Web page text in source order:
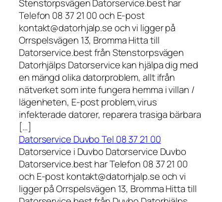
Stenstorpsvägen Datorservice.best har
Telefon 08 37 21 00 och E-post
kontakt@datorhjalp.se och vi ligger på
Orrspelsvägen 13, Bromma Hitta till
Datorservice.best från Stenstorpsvägen
Datorhjälps Datorservice kan hjälpa dig med
en mängd olika datorproblem, allt ifrån
nätverket som inte fungera hemma i villan /
lägenheten, E-post problem,virus
infekterade datorer, reparera trasiga bärbara
[…]
Datorservice Duvbo Tel 08 37 21 00
Datorservice i Duvbo Datorservice Duvbo
Datorservice.best har Telefon 08 37 21 00
och E-post kontakt@datorhjalp.se och vi
ligger på Orrspelsvägen 13, Bromma Hitta till